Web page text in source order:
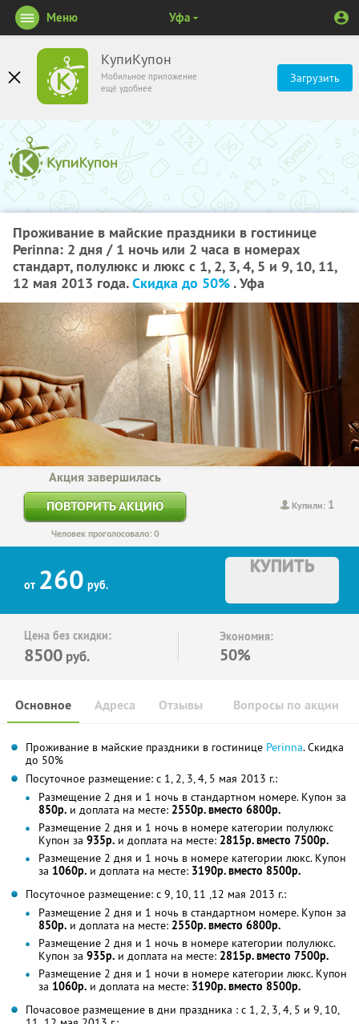
КупиКупон
Мобильное приложение
ещё удобнее
Загрузить
Меню Уфа
Проживание в майские праздники в гостинице
Perinna: 2 дня / 1 ночь или 2 часа в номерах
стандарт, полулюкс и люкс с 1, 2, 3, 4, 5 и 9, 10, 11,
12 мая 2013 года.Скидка до 50%. Уфа
Купили: 1
Акция завершилась
ПОВТОРИТЬ АКЦИЮ
Человек проголосовало: 0
от 260 руб.
КУПИТЬ
Цена без скидки:
8500 руб.
Экономия:
50%
Основное Отзывы Вопросы по акции
Адреса
Проживание в майские праздники в гостинице Perinna. Скидка
до 50%
Посуточное размещение: с 1, 2, 3, 4, 5 мая 2013 г.:
Размещение 2 дня и 1 ночь в стандартном номере. Купон за
850р. и доплата на месте: 2550р. вместо 6800р.
Размещение 2 дня и 1 ночь в номере категории полулюкс
Купон за 935р. и доплата на месте: 2815р. вместо 7500р.
Размещение 2 дня и 1 ночь в номере категории люкс. Купон
за 1060р. и доплата на месте: 3190р. вместо 8500р.
Посуточное размещение: с 9, 10, 11 ,12 мая 2013 г.:
Размещение 2 дня и 1 ночь в стандартном номере. Купон за
850р. и доплата на месте: 2550р. вместо 6800р.
Размещение 2 дня и 1 ночь в номере категории полулюкс.
Купон за 935р. и доплата на месте: 2815р. вместо 7500р.
Размещение 2 дня и 1 ночи в номере категории люкс. Купон
за 1060р. и доплата на месте: 3190р. вместо 8500р.
Почасовое размещение в дни праздника : с 1, 2, 3, 4, 5 и 9, 10,